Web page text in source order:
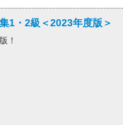
1・2級＜2023年度版＞
！